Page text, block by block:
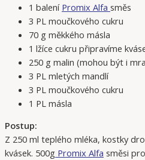
1 balení Promix Alfa směs
3 PL moučkového cukru
70 g měkkého másla
1 lžíce cukru připravíme
250 g malin (mohou být i
3 PL mletých mandlí
3 PL moučkového cukru
1 PL másla
Postup:
Z 250 ml teplého mléka, kostky
kvásek. 500g Promix Alfa směsi